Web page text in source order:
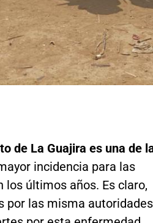
de La Guajira es una de
incidencia para las
últimos años. Es claro,
por las misma